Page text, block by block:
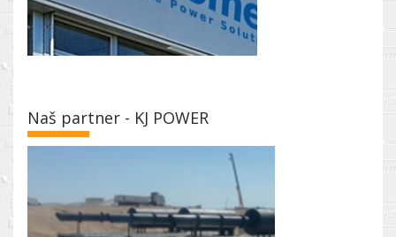
Naš partner - KJ POWER